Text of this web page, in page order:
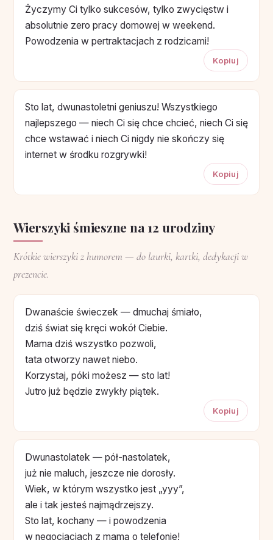
Życzymy Ci tylko sukcesów, tylko zwycięstw i
absolutnie zero pracy domowej w weekend.
Powodzenia w pertraktacjach z rodzicami!
Kopiuj
Sto lat, dwunastoletni geniuszu! Wszystkiego
najlepszego — niech Ci się chce chcieć, niech Ci się
chce wstawać i niech Ci nigdy nie skończy się
internet w środku rozgrywki!
Kopiuj
Wierszyki śmieszne na 12 urodziny
Krótkie wierszyki z humorem — do laurki, kartki, dedykacji w
prezencie.
Dwanaście świeczek — dmuchaj śmiało,
dziś świat się kręci wokół Ciebie.
Mama dziś wszystko pozwoli,
tata otworzy nawet niebo.
Korzystaj, póki możesz — sto lat!
Jutro już będzie zwykły piątek.
Kopiuj
Dwunastolatek — pół-nastolatek,
już nie maluch, jeszcze nie dorosły.
Wiek, w którym wszystko jest „yyy”,
ale i tak jesteś najmądrzejszy.
Sto lat, kochany — i powodzenia
w negocjacjach z mamą o telefonie!